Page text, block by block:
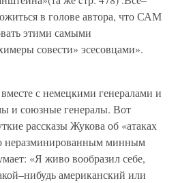
в голове автора, что САМ
этими самыми
совести» эсесовцами».
с немецкими генералами и
и союзные генералы. Вот
рассказы Жукова об «атаках
неразминированным минным
«Я живо вообразил себе,
американский или